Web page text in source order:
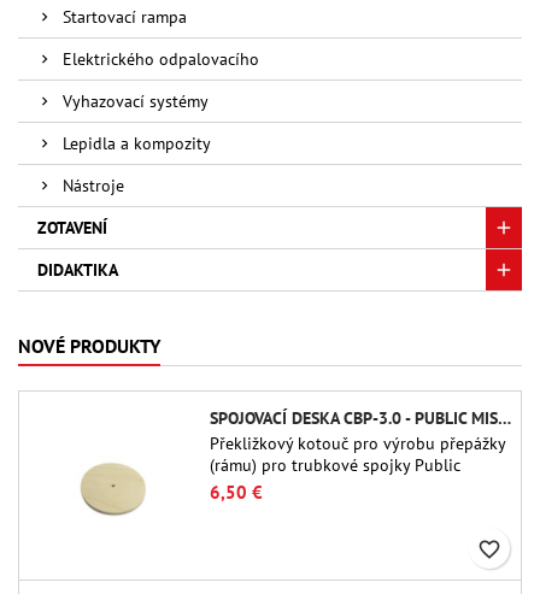
Startovací rampa
Elektrického odpalovacího
Vyhazovací systémy
Lepidla a kompozity
Nástroje
ZOTAVENÍ
DIDAKTIKA
NOVÉ PRODUKTY
SPOJOVACÍ DESKA CBP-3.0 - PUBLIC MISSILES LTD.
Překližkový kotouč pro výrobu přepážky
(rámu) pro trubkové spojky Public
Missiles Ltd. o průměru 75 mm (PT-
3.0/QT-3.0)
6,50 €
favorite_border